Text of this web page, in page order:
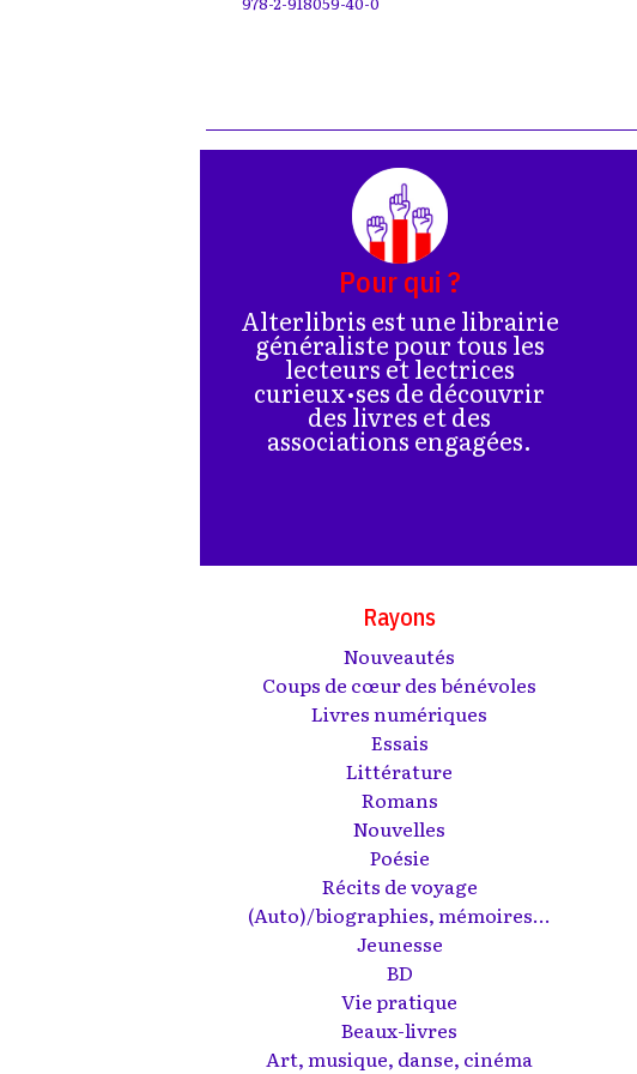
Pour qui ?
Alterlibris est une librairie
généraliste pour tous les
lecteurs et lectrices
curieux•ses de découvrir
des livres et des
associations engagées.
Rayons
Nouveautés
Coups de cœur des bénévoles
Livres numériques
Essais
Littérature
Romans
Nouvelles
Poésie
Récits de voyage
(Auto)/biographies, mémoires...
Jeunesse
BD
Vie pratique
Beaux-livres
Art, musique, danse, cinéma